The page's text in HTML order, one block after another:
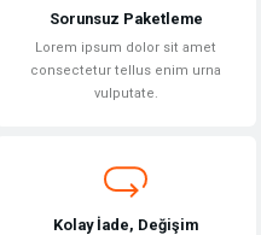
Sorunsuz Paketleme
Lorem ipsum dolor sit amet
consectetur tellus enim urna
vulputate.
Kolay İade, Değişim